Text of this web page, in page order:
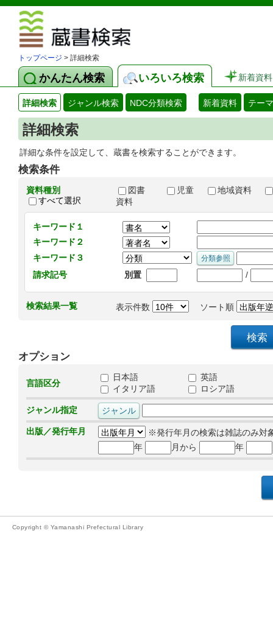
トップページ > 詳細検索
かんたん検索 いろいろ検索 新着資料
詳細検索 ジャンル検索 NDC分類検索 新着資料 テー
詳細検索
詳細な条件を設定して、蔵書を検索することができます。
検索条件
資料種別
すべて選択
図書 児童
地域資料
資料
キーワード１
キーワード２
キーワード３
請求記号
別置 /
検索結果一覧 表示件数 ソート順
オプション
言語区分
日本語
英語
イタリア語
ロシア語
ジャンル指定
出版／発行年月
※発行年月の検索は雑誌のみ対
年
月から 年
Copyright © Yamanashi Prefectural Library